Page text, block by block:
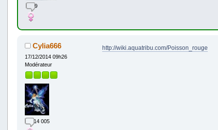
9
Cylia666
17/12/2014 09h26
Modérateur
14 005
http://wiki.aquatribu.com/Poisson_rouge